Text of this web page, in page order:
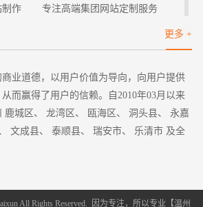
片、动画，以加速网页的打开速度。操
需有很明确的提示操作；全部内容与服
方，以向用户来说明。
多网页界面设计者都对此不太重视，
抄袭之嫌。如页面的布局很乱，把许多
对浏览者的阅读与体验都会大打折扣。
需遵循相应原则。
元素都有视觉平衡的作用。依据视觉
计网页时，需以许多文字来平衡图片。
制作
宗旨
专注高端集团网站定制服务
更多 +
业道德，以用户价值为导向，向用户提供
而赢得了用户的信赖。自2010年03月以来
鹿城区、 龙湾区、 瓯海区、 洞头县、 永嘉
文成县、 泰顺县、 瑞安市、 乐清市 及全
All Rights Reserved. 因为专注，所以专业【温州